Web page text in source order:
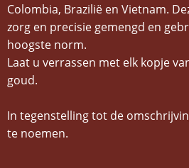
Colombia, Brazilië en Vietnam.
zorg en precisie gemengd en
hoogste norm.
Laat u verrassen met elk kopje
goud.
In tegenstelling tot de
te noemen.